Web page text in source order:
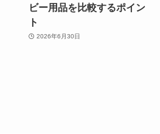
ビー用品を比較するポイン
ト
2026年6月30日